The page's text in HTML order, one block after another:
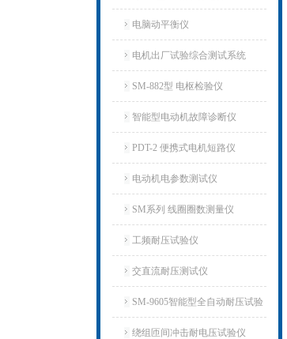
电脑动平衡仪
电机出厂试验综合测试系统
SM-882型 电枢检验仪
智能型电动机故障诊断仪
PDT-2 便携式电机短路仪
电动机电参数测试仪
SM系列 线圈圈数测量仪
工频耐压试验仪
交直流耐压测试仪
SM-9605智能型全自动耐压试验
仪
绕组匝间冲击耐电压试验仪